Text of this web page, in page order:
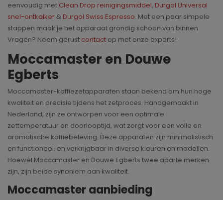
eenvoudig met Clean Drop reinigingsmiddel, Durgol Universal
snel-ontkalker & Durgol Swiss Espresso. Met een paar simpele
stappen maak je het apparaat grondig schoon van binnen.
Vragen? Neem gerust contact op met onze experts!
Moccamaster en Douwe
Egberts
Moccamaster-koffiezetapparaten staan bekend om hun hoge
kwaliteit en precisie tijdens het zetproces. Handgemaakt in
Nederland, zijn ze ontworpen voor een optimale
zettemperatuur en doorlooptijd, wat zorgt voor een volle en
aromatische koffiebeleving. Deze apparaten zijn minimalistisch
en functioneel, en verkrijgbaar in diverse kleuren en modellen.
Hoewel Moccamaster en Douwe Egberts twee aparte merken
zijn, zijn beide synoniem aan kwaliteit.
Moccamaster aanbieding